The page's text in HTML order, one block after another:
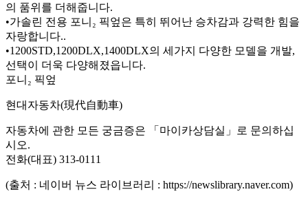
의 품위를 더해줍니다.
•가솔린 전용 포니₂ 픽엎은 특히 뛰어난 승차감과 강력한 힘을
자랑합니다..
•1200STD,1200DLX,1400DLX의 세가지 다양한 모델을 개발,
선택이 더욱 다양해졌읍니다.
포니₂ 픽엎
현대자동차(現代自動車)
자동차에 관한 모든 궁금증은 「마이카상담실」로 문의하십
시오.
전화(대표) 313-0111
(출처 : 네이버 뉴스 라이브러리 : https://newslibrary.naver.com)